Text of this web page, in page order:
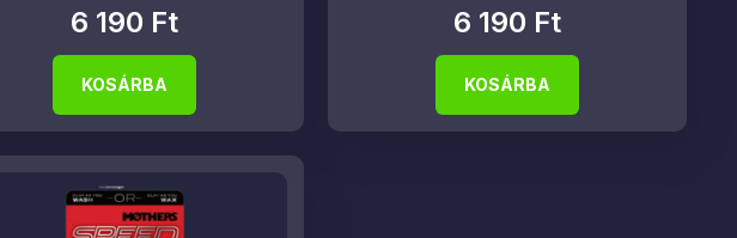
6 190 Ft
KOSÁRBA
6 190 Ft
KOSÁRBA